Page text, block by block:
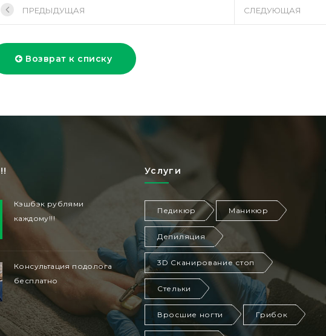
ПРЕДЫДУЩАЯ СЛЕДУЮЩАЯ
Возврат к списку
Кэшбэк рублями
каждому!!!
Консультация подолога
бесплатно
Услуги
Педикюр Маникюр
Депиляция
3D Сканирование стоп
Стельки
Вросшие ногти Грибок